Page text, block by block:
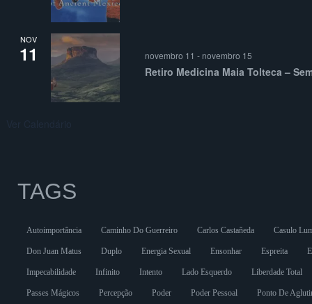
NOV
11 novembro 11 - novembro 15
Retiro Medicina Maia Tolteca –
TAGS
Autoimportância Caminho Do Guerreiro Carlos Castañeda Casulo
Don Juan Matus Duplo Energia Sexual Ensonhar Espreita
Impecabilidade Infinito Intento Lado Esquerdo Liberdade Total
Passes Mágicos Percepção Poder Poder Pessoal Ponto De